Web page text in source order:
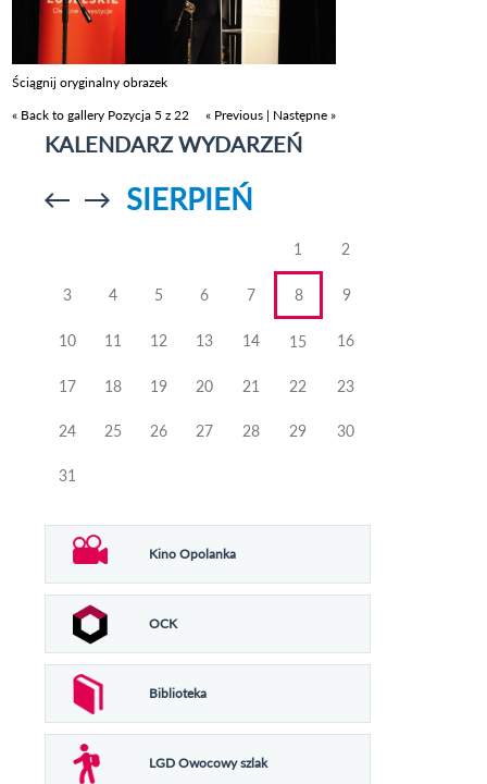
Ściągnij oryginalny obrazek
« Back to gallery Pozycja 5 z 22 « Previous | Następne »
KALENDARZ WYDARZEŃ
Przejdź doPrzejdź do
SIERPIEŃ
1 2
3 4 5 6 7 8 9
10 11 12 13 14 15 16
17 18 19 20 21 22 23
24 25 26 27 28 29 30
31
Kino Opolanka
OCK
Biblioteka
LGD Owocowy szlak